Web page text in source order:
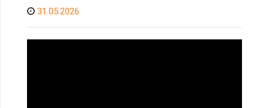
31.05.2026